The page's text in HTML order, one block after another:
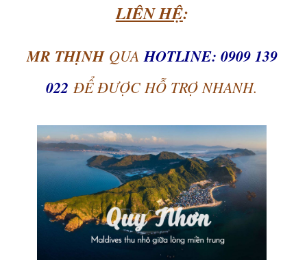
LIÊN HỆ:
MR THỊNHQUA HOTLINE: 0909 139
022 ĐỂ ĐƯỢC HỖ TRỢ NHANH.